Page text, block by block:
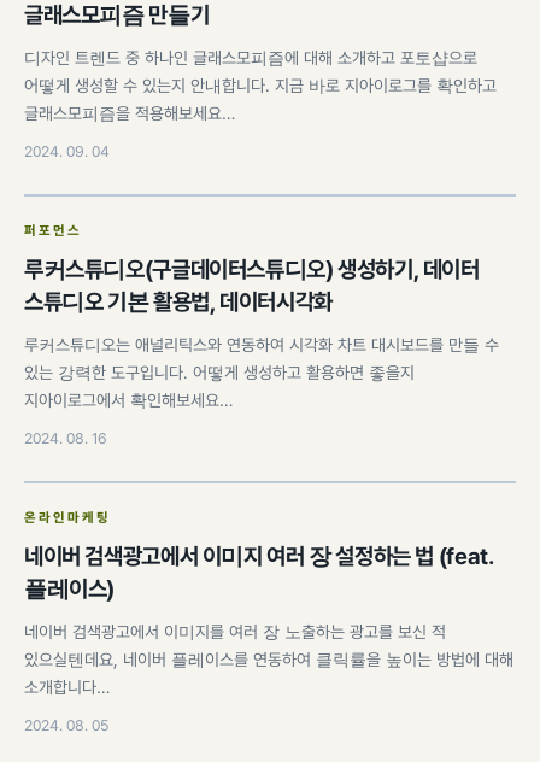
글래스모피즘 만들기
디자인 트렌드 중 하나인 글래스모피즘에 대해 소개하고 포토샵으로
어떻게 생성할 수 있는지 안내합니다. 지금 바로 지아이로그를 확인하고
글래스모피즘을 적용해보세요…
2024. 09. 04
퍼포먼스
루커스튜디오(구글데이터스튜디오) 생성하기, 데이터
스튜디오 기본 활용법, 데이터시각화
루커스튜디오는 애널리틱스와 연동하여 시각화 차트 대시보드를 만들 수
있는 강력한 도구입니다. 어떻게 생성하고 활용하면 좋을지
지아이로그에서 확인해보세요…
2024. 08. 16
온라인마케팅
네이버 검색광고에서 이미지 여러 장 설정하는 법 (feat.
플레이스)
네이버 검색광고에서 이미지를 여러 장 노출하는 광고를 보신 적
있으실텐데요, 네이버 플레이스를 연동하여 클릭률을 높이는 방법에 대해
소개합니다…
2024. 08. 05